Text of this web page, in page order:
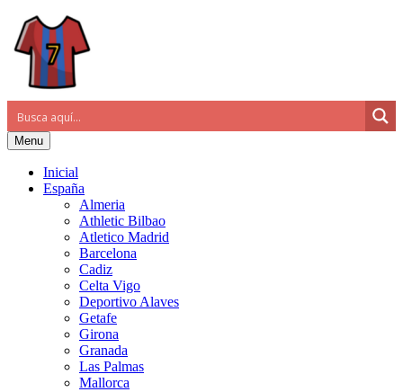
Menu
Inicial
España
Almeria
Athletic Bilbao
Atletico Madrid
Barcelona
Cadiz
Celta Vigo
Deportivo Alaves
Getafe
Girona
Granada
Las Palmas
Mallorca